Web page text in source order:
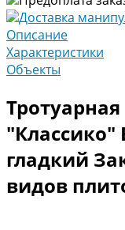
Доставка
Описание
Характеристики
Объекты
"Классико"
гладкий
видов